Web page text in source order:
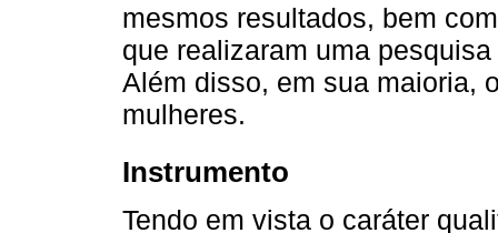
mesmos resultados, bem
que realizaram uma
Além disso, em sua maioria,
mulheres.
Instrumento
Tendo em vista o caráter